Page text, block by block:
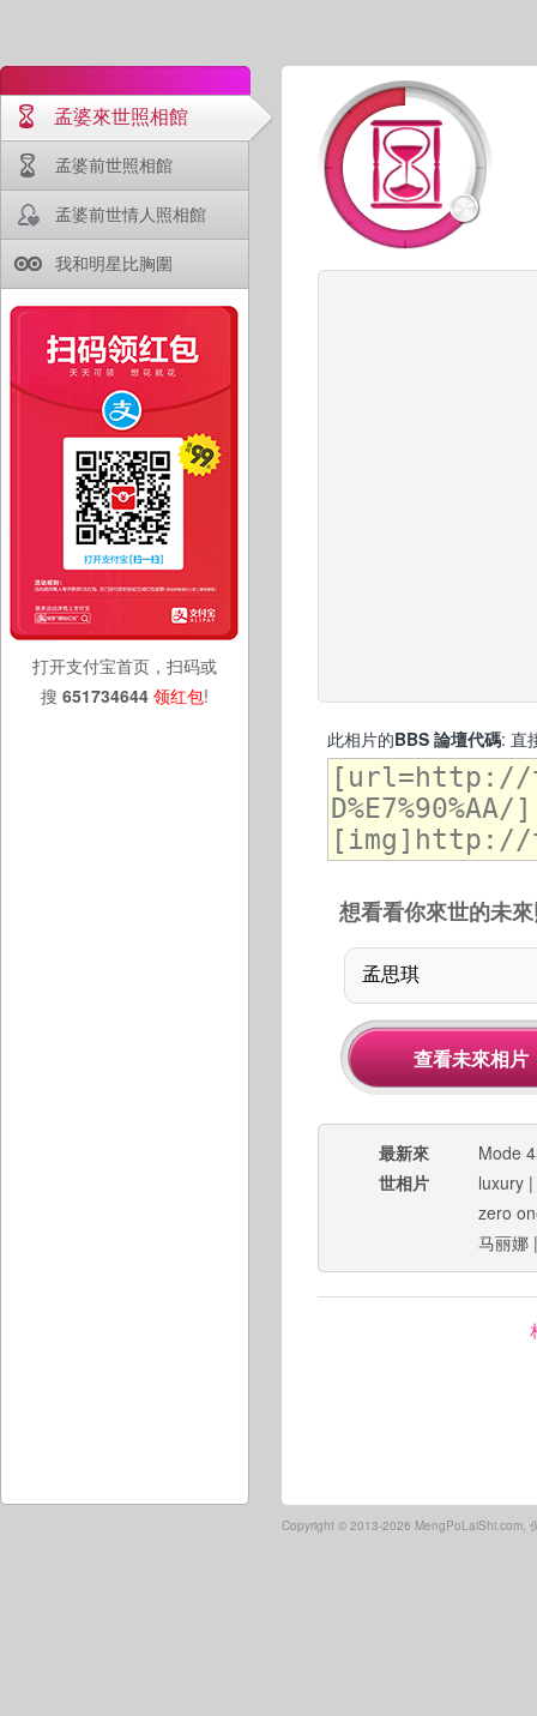
孟婆來世照相館
孟婆前世照相館
孟婆前世情人照相館
我和明星比胸圍
打开支付宝首页，扫码或
搜 651734644 领红包!
此相片的BBS 論壇代碼: 直
想看看你來世的未
最新來
世相片
Mode
luxury |
zero
马丽娜
Copyright © 2013-2026 MengPoLaiShi.com,